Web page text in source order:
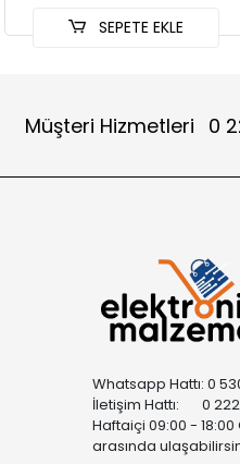
SEPETE EKLE
Müşteri Hizmetleri 0
Whatsapp Hattı: 0
İletişim Hattı: 0 222
Haftaiçi 09:00 -
arasında